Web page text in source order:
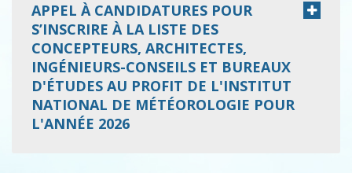
APPEL À CANDIDATURES POUR
S’INSCRIRE À LA LISTE DES
CONCEPTEURS, ARCHITECTES,
INGÉNIEURS-CONSEILS ET BUREAUX
D'ÉTUDES AU PROFIT DE L'INSTITUT
NATIONAL DE MÉTÉOROLOGIE POUR
L'ANNÉE 2026